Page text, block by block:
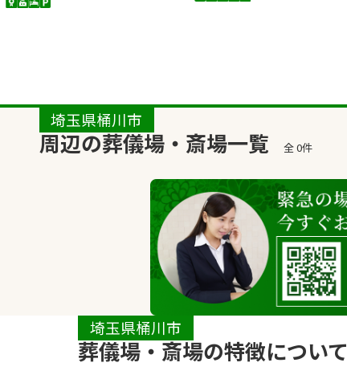
埼玉県桶川市
周辺の葬儀場・斎場一覧 全 0件
埼玉県桶川市
葬儀場・斎場の特徴について